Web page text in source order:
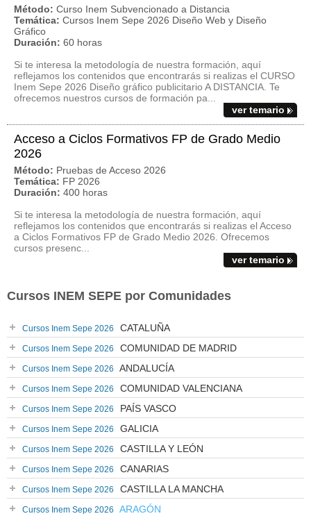
Método: Curso Inem Subvencionado a Distancia
Temática: Cursos Inem Sepe 2026 Diseño Web y Diseño
Gráfico
Duración: 60 horas
Si te interesa la metodología de nuestra formación, aquí
reflejamos los contenidos que encontrarás si realizas el CURSO
Inem Sepe 2026 Diseño gráfico publicitario A DISTANCIA. Te
ofrecemos nuestros cursos de formación pa...
ver temario
Acceso a Ciclos Formativos FP de Grado Medio
2026
Método: Pruebas de Acceso 2026
Temática: FP 2026
Duración: 400 horas
Si te interesa la metodología de nuestra formación, aquí
reflejamos los contenidos que encontrarás si realizas el Acceso
a Ciclos Formativos FP de Grado Medio 2026. Ofrecemos
cursos presenc...
ver temario
Cursos INEM SEPE por Comunidades
Cursos Inem Sepe 2026 CATALUÑA
Cursos Inem Sepe 2026 COMUNIDAD DE MADRID
Cursos Inem Sepe 2026 ANDALUCÍA
Cursos Inem Sepe 2026 COMUNIDAD VALENCIANA
Cursos Inem Sepe 2026 PAÍS VASCO
Cursos Inem Sepe 2026 GALICIA
Cursos Inem Sepe 2026 CASTILLA Y LEÓN
Cursos Inem Sepe 2026 CANARIAS
Cursos Inem Sepe 2026 CASTILLA LA MANCHA
Cursos Inem Sepe 2026 ARAGÓN